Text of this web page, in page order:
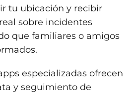
tu ubicación y recibir
sobre incidentes
que familiares o amigos
especializadas ofrecen
y seguimiento de